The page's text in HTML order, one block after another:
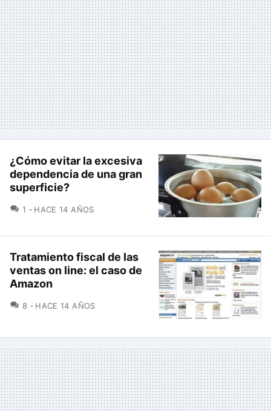
¿Cómo evitar la excesiva
dependencia de una gran
superficie?
1 COMENTARIOS
HACE 14 AÑOS
Tratamiento fiscal de las
ventas on line: el caso de
Amazon
8 COMENTARIOS
HACE 14 AÑOS